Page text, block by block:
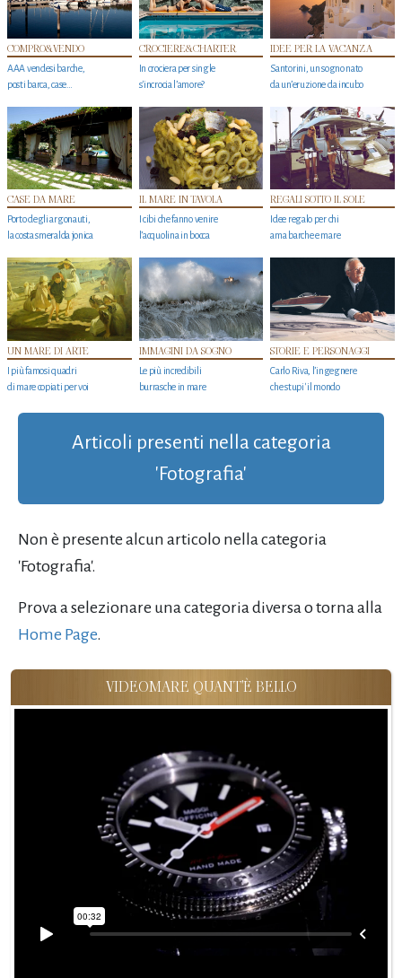
COMPRO&VENDO
AAA vendesi barche,
posti barca, case…
CROCIERE&CHARTER
In crociera per single
s'incrocia l’amore?
IDEE PER LA VACANZA
Santorini, un sogno nato
da un’eruzione da incubo
CASE DA MARE
Porto degli argonauti,
la costa smeralda jonica
IL MARE IN TAVOLA
I cibi che fanno venire
l’acquolina in bocca
REGALI SOTTO IL SOLE
Idee regalo per chi
ama barche e mare
UN MARE DI ARTE
I più famosi quadri
di mare copiati per voi
IMMAGINI DA SOGNO
Le più incredibili
burrasche in mare
STORIE E PERSONAGGI
Carlo Riva, l’ingegnere
che stupi' il mondo
Articoli presenti nella categoria
'Fotografia'
Non è presente alcun articolo nella categoria
'Fotografia'.
Prova a selezionare una categoria diversa o torna alla
Home Page.
VIDEOMARE QUANT'È BELLO